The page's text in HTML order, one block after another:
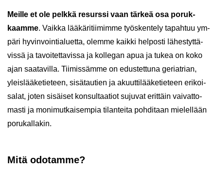
Meil­le et ole pelk­kä re­surs­si vaan tär­keä osa po­ruk­
kaam­me. Vaik­ka lää­kä­ri­tii­mim­me työs­ken­te­ly ta­pah­tuu ym­
pä­ri hy­vin­voin­tia­luet­ta, olem­me kaik­ki hel­pos­ti lä­hes­tyt­tä­
vis­sä ja ta­voi­tet­ta­vis­sa ja kol­le­gan apua ja tukea on koko
ajan saa­ta­vil­la. Tii­mis­säm­me on edus­tet­tu­na ge­riat­rian,
yleis­lää­ke­tie­teen, si­sä­tau­tien ja akuut­ti­lää­ke­tie­teen eri­koi­
sa­lat, joten si­säi­set kon­sul­taa­tiot su­ju­vat erit­täin vai­vat­to­
mas­ti ja mo­ni­mut­kai­sem­pia ti­lan­tei­ta poh­di­taan mie­lel­lään
po­ru­kal­la­kin.
Mitä odo­tam­me?